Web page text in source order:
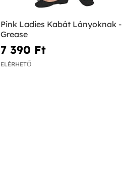
Pink Ladies Kabát Lányoknak -
Grease
7 390 Ft‎
ELÉRHETŐ